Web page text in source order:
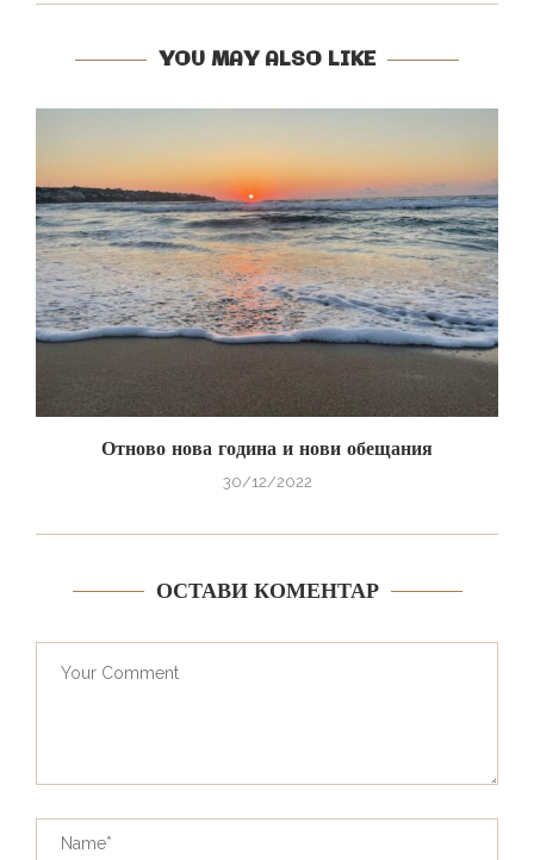
YOU MAY ALSO LIKE
Отново нова година и нови обещания
30/12/2022
ОСТАВИ КОМЕНТАР